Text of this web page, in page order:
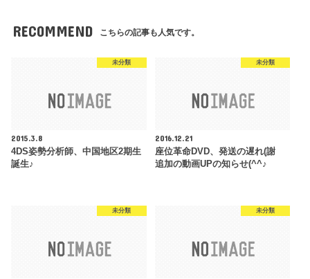
RECOMMEND こちらの記事も人気です。
未分類
2015.3.8
4DS姿勢分析師、中国地区2期生
誕生♪
未分類
2016.12.21
座位革命DVD、発送の遅れ(謝
追加の動画UPの知らせ(^^♪
未分類 未分類